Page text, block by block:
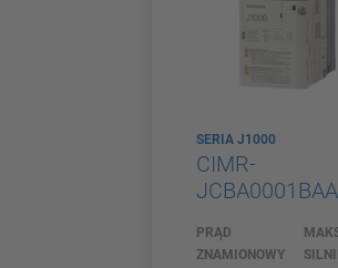
SERIA J1000
CIMR-
JCBA0001BAA
PRĄD
ZNAMIONOWY